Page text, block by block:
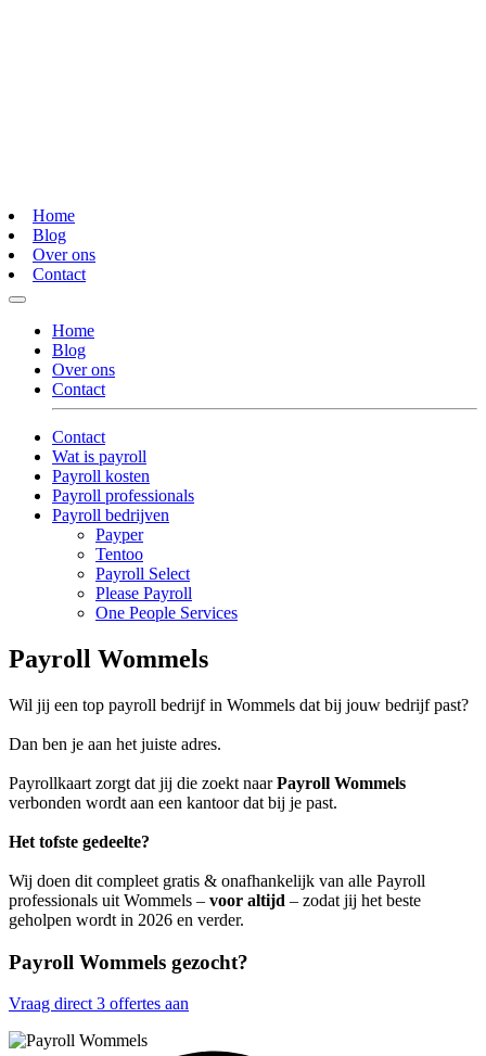
Home
Blog
Over ons
Contact
Home
Blog
Over ons
Contact
Contact
Wat is payroll
Payroll kosten
Payroll professionals
Payroll bedrijven
Payper
Tentoo
Payroll Select
Please Payroll
One People Services
Payroll Wommels
Wil jij een top payroll bedrijf in Wommels dat bij jouw bedrijf past?
Dan ben je aan het juiste adres.
Payrollkaart zorgt dat jij die zoekt naarPayroll Wommels
verbonden wordt aan een kantoor dat bij je past.
Het tofste gedeelte?
Wij doen dit compleet gratis & onafhankelijk van alle Payroll
professionals uit Wommels – voor altijd – zodat jij het beste
geholpen wordt in 2026 en verder.
Payroll Wommels gezocht?
Vraag direct 3 offertes aan